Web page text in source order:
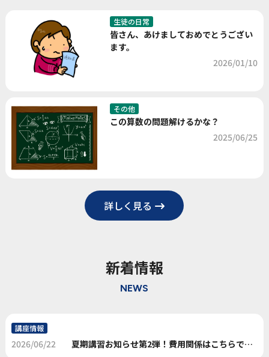
生徒の日常
皆さん、あけましておめでとうござい
ます。
2026/01/10
その他
この算数の問題解けるかな？
2025/06/25
詳しく見る
新着情報
NEWS
講座情報
2026/06/22 夏期講習お知らせ第2弾！費用関係はこちらです。